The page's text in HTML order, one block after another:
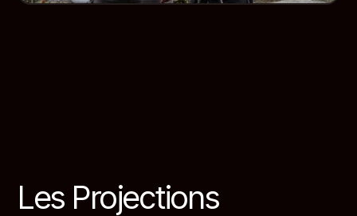
Les Projections